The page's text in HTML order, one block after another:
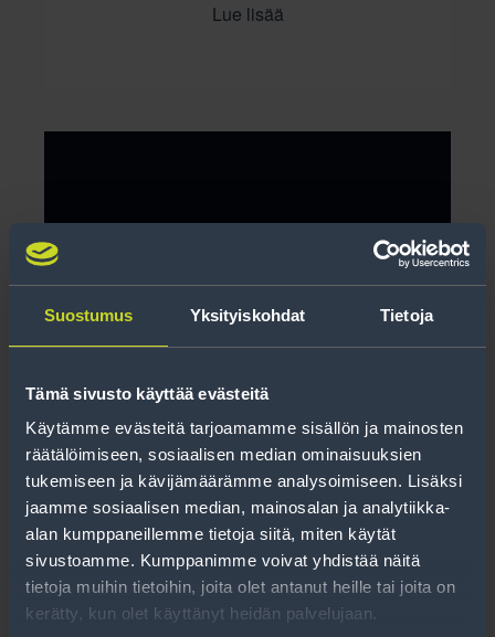
Suostumus Yksityiskohdat Tietoja
Tämä sivusto käyttää evästeitä
Käytämme evästeitä tarjoamamme sisällön ja mainosten
räätälöimiseen, sosiaalisen median ominaisuuksien
tukemiseen ja kävijämäärämme analysoimiseen. Lisäksi
jaamme sosiaalisen median, mainosalan ja analytiikka-
alan kumppaneillemme tietoja siitä, miten käytät
sivustoamme. Kumppanimme voivat yhdistää näitä
tietoja muihin tietoihin, joita olet antanut heille tai joita on
kerätty, kun olet käyttänyt heidän palvelujaan.
Lue lisää
Soviterengas 72,2-60,1
Lue lisää